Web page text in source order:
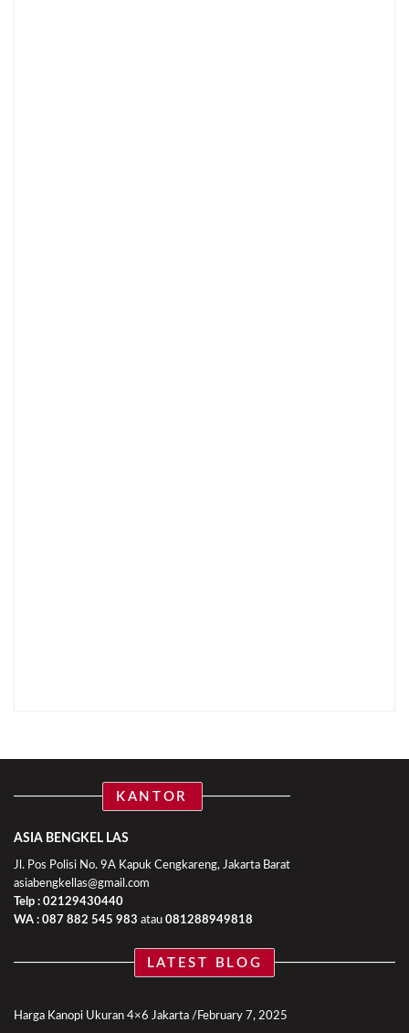
KANTOR
ASIA BENGKEL LAS
Jl. Pos Polisi No. 9A Kapuk Cengkareng, Jakarta Barat
asiabengkellas@gmail.com
Telp : 02129430440
WA : 087 882 545 983 atau 081288949818
LATEST BLOG
Harga Kanopi Ukuran 4×6 Jakarta February 7, 2025